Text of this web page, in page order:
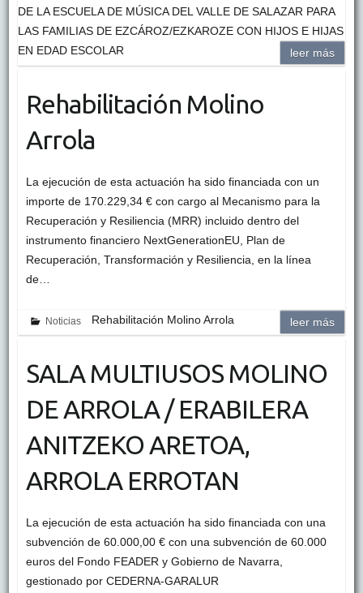
DE LA ESCUELA DE MÚSICA DEL VALLE DE SALAZAR PARA
LAS FAMILIAS DE EZCÁROZ/EZKAROZE CON HIJOS E HIJAS
EN EDAD ESCOLAR
leer más
Rehabilitación Molino
Arrola
La ejecución de esta actuación ha sido financiada con un
importe de 170.229,34 € con cargo al Mecanismo para la
Recuperación y Resiliencia (MRR) incluido dentro del
instrumento financiero NextGenerationEU, Plan de
Recuperación, Transformación y Resiliencia, en la línea
de…
Noticias Rehabilitación Molino Arrola leer más
SALA MULTIUSOS MOLINO
DE ARROLA / ERABILERA
ANITZEKO ARETOA,
ARROLA ERROTAN
La ejecución de esta actuación ha sido financiada con una
subvención de 60.000,00 € con una subvención de 60.000
euros del Fondo FEADER y Gobierno de Navarra,
gestionado por CEDERNA-GARALUR